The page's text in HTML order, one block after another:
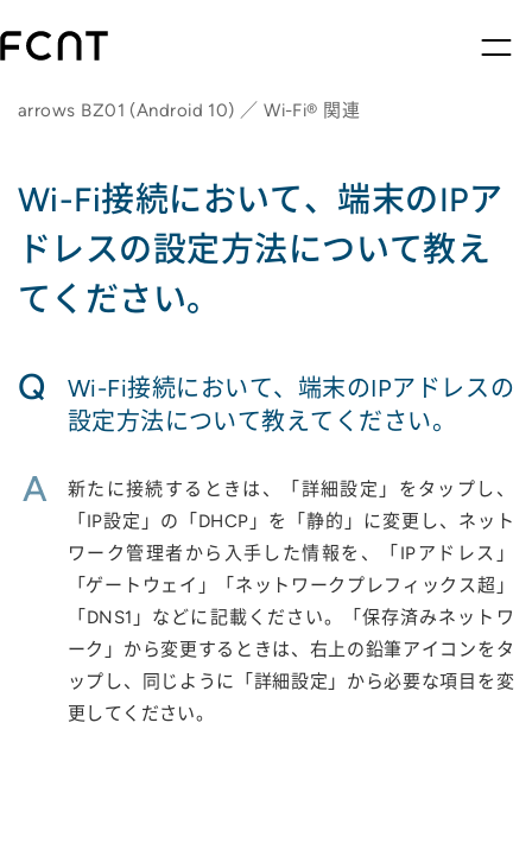
arrows BZ01 (Android 10) ／ Wi-Fi® 関連
Wi-Fi接続において、端末のIPア
ドレスの設定方法について教え
てください。
Q
Wi-Fi接続において、端末のIPアドレスの
設定方法について教えてください。
A
新たに接続するときは、「詳細設定」をタップし、
「IP設定」の「DHCP」を「静的」に変更し、ネット
ワーク管理者から入手した情報を、「IPアドレス」
「ゲートウェイ」「ネットワークプレフィックス超」
「DNS1」などに記載ください。「保存済みネットワ
ーク」から変更するときは、右上の鉛筆アイコンをタ
ップし、同じように「詳細設定」から必要な項目を変
更してください。